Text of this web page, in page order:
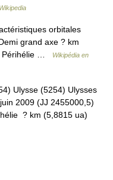
Wikipedia
orbitales
grand axe ? km
Périhélie …
Wikipédia en
Ulysse (5254) Ulysses
2009 (JJ 2455000,5)
? km (5,8815 ua)